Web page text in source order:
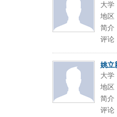
大学
地区
简介
评论
姚立
大学
地区
简介
评论